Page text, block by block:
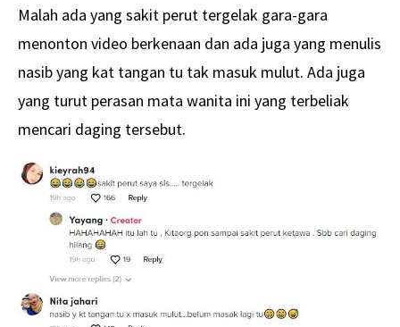
Malah ada yang sakit perut tergelak gara-gara
menonton video berkenaan dan ada juga yang menulis
nasib yang kat tangan tu tak masuk mulut. Ada juga
yang turut perasan mata wanita ini yang terbeliak
mencari daging tersebut.